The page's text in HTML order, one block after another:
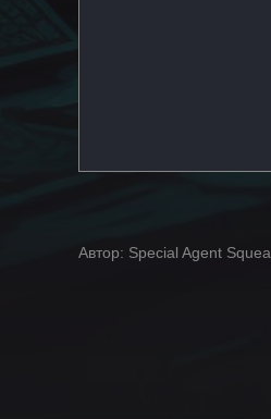
Автор: Special Agent